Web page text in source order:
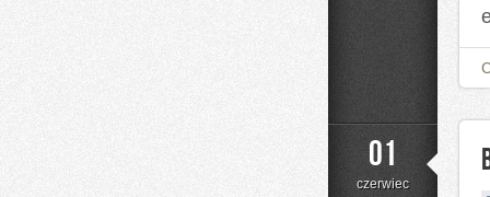
01
czerwiec